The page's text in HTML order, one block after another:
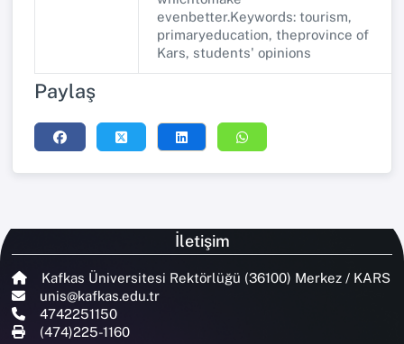
evenbetter.Keywords: tourism,
primaryeducation, theprovince of
Kars, students' opinions
Paylaş
İletişim
Kafkas Üniversitesi Rektörlüğü (36100) Merkez / KARS
unis@kafkas.edu.tr
4742251150
(474)225-1160